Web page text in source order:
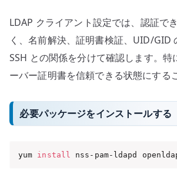
LDAP クライアント設定では、認証で
く、名前解決、証明書検証、UID/GID
SSH との関係を分けて確認します。特
ーバー証明書を信頼できる状態にする
必要パッケージをインストールする
yum install nss-pam-ldapd